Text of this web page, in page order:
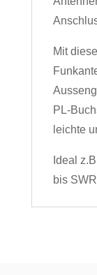
Mit
PL-
leichte
Ideal
bis